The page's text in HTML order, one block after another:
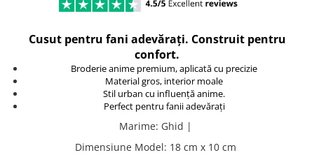
MyHeroAcademia
OnePiece
Pokemon
SoloLeveling
Cusut pentru fani adevărați. Construit pentru
confort.
Broderie anime premium, aplicată cu precizie
Material gros, interior moale
Stil urban cu influență anime.
Perfect pentru fanii adevărați
Marime: Ghid |
Dimensiune Model: 18 cm x 10 cm